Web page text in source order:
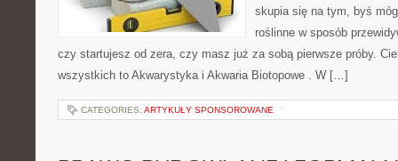
skupia się na tym, byś
roślinne w sposób
czy startujesz od zera, czy masz już za sobą pierwsze próby.
wszystkich to Akwarystyka i Akwaria Biotopowe . W […]
CATEGORIES: ARTYKUŁY SPONSOROWANE